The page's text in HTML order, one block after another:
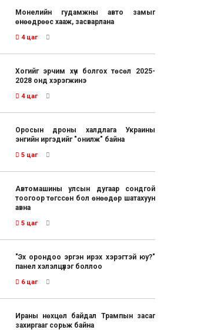
Монелийн гудамжны авто замыг
өнөөдрөөс хааж, засварлана
4 цаг
Хогийг эрчим хүч болгох төсөл 2025-
2028 онд хэрэгжинэ
4 цаг
Оросын дроны халдлага Украины
энгийн иргэдийг "онилж" байна
5 цаг
Автомашины улсын дугаар сондгой
тоогоор төгссөн бол өнөөдөр шатахуун
авна
5 цаг
"Эх орондоо эргэн ирэх хэрэгтэй юу?"
панел хэлэлцүүлэг боллоо
6 цаг
Ираны нөхцөл байдал Трампын засаг
захиргааг сорьж байна